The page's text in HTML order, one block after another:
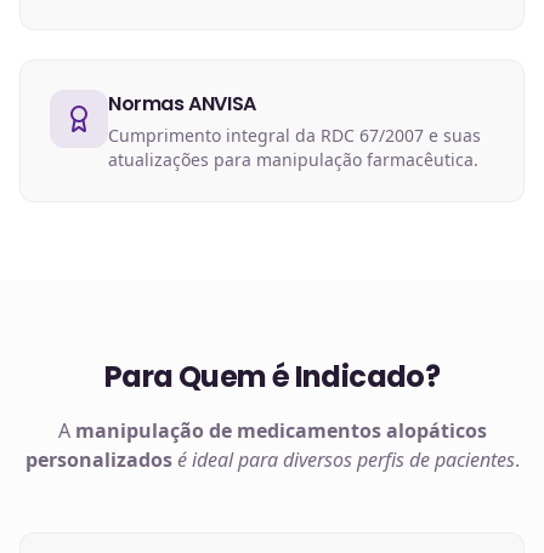
Normas ANVISA
Cumprimento integral da RDC 67/2007 e suas
atualizações para manipulação farmacêutica.
Para Quem é Indicado?
A manipulação de medicamentos alopáticos
personalizados é ideal para diversos perfis de pacientes.